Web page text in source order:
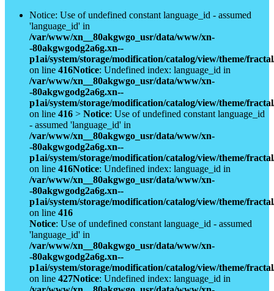
Notice: Use of undefined constant language_id - assumed
'language_id' in
/var/www/xn__80akgwgo_usr/data/www/xn-
-80akgwgodg2a6g.xn--
p1ai/system/storage/modification/catalog/view/theme/
on line 416Notice: Undefined index: language_id in
/var/www/xn__80akgwgo_usr/data/www/xn-
-80akgwgodg2a6g.xn--
p1ai/system/storage/modification/catalog/view/theme/
on line 416 > Notice: Use of undefined constant language_id
- assumed 'language_id' in
/var/www/xn__80akgwgo_usr/data/www/xn-
-80akgwgodg2a6g.xn--
p1ai/system/storage/modification/catalog/view/theme/
on line 416Notice: Undefined index: language_id in
/var/www/xn__80akgwgo_usr/data/www/xn-
-80akgwgodg2a6g.xn--
p1ai/system/storage/modification/catalog/view/theme/
on line 416
Notice: Use of undefined constant language_id - assumed
'language_id' in
/var/www/xn__80akgwgo_usr/data/www/xn-
-80akgwgodg2a6g.xn--
p1ai/system/storage/modification/catalog/view/theme/
on line 427Notice: Undefined index: language_id in